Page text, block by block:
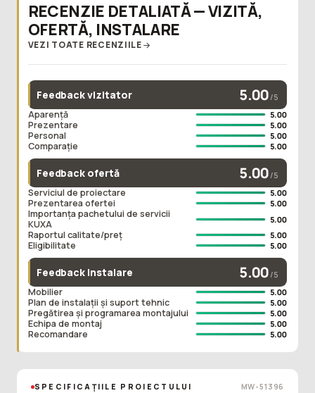
RECENZIE DETALIATĂ — VIZITĂ,
OFERTĂ, INSTALARE
VEZI TOATE RECENZIILE
Feedback vizitator 5.00 /5
Aparență 5.00
Prezentare 5.00
Personal 5.00
Comparație 5.00
Feedback ofertă 5.00 /5
Serviciul de proiectare 5.00
Prezentarea ofertei 5.00
Importanța pachetului de servicii
KUXA
5.00
Raportul calitate/preț 5.00
Eligibilitate 5.00
Feedback instalare 5.00 /5
Mobilier 5.00
Plan de instalații și suport tehnic 5.00
Pregătirea și programarea montajului 5.00
Echipa de montaj 5.00
Recomandare 5.00
SPECIFICAȚIILE PROIECTULUI MW-51396